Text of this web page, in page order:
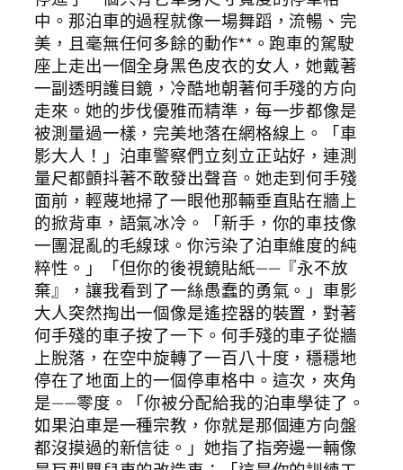
中。那泊車的過程就像一場舞蹈，流暢、完
美，且毫無任何多餘的動作**。跑車的駕駛
座上走出一個全身黑色皮衣的女人，她戴著
一副透明護目鏡，冷酷地朝著何手殘的方向
走來。她的步伐優雅而精準，每一步都像是
被測量過一樣，完美地落在網格線上。「車
影大人！」泊車警察們立刻立正站好，連測
量尺都顫抖著不敢發出聲音。她走到何手殘
面前，輕蔑地掃了一眼他那輛垂直貼在牆上
的掀背車，語氣冰冷。「新手，你的車技像
一團混亂的毛線球。你污染了泊車維度的純
粹性。」「但你的後視鏡貼紙——『永不放
棄』，讓我看到了一絲愚蠢的勇氣。」車影
大人突然掏出一個像是遙控器的裝置，對著
何手殘的車子按了一下。何手殘的車子從牆
上脫落，在空中旋轉了一百八十度，穩穩地
停在了地面上的一個停車格中。這次，夾角
是——零度。「你被分配給我的泊車學徒了。
如果泊車是一種宗教，你就是那個連方向盤
都沒摸過的新信徒。」她指了指旁邊一輛像